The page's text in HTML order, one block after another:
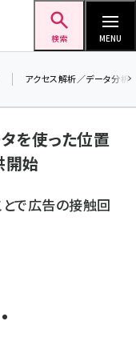
検索 MENU
アクセス解析／データ分析
を使った位置
開始
で広告の接触回